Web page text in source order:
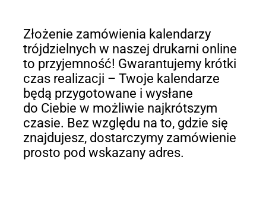
Złożenie zamówienia kalendarzy
trójdzielnych w naszej drukarni online
to przyjemność! Gwarantujemy krótki
czas realizacji – Twoje kalendarze
będą przygotowane i wysłane
do Ciebie w możliwie najkrótszym
czasie. Bez względu na to, gdzie się
znajdujesz, dostarczymy zamówienie
prosto pod wskazany adres.